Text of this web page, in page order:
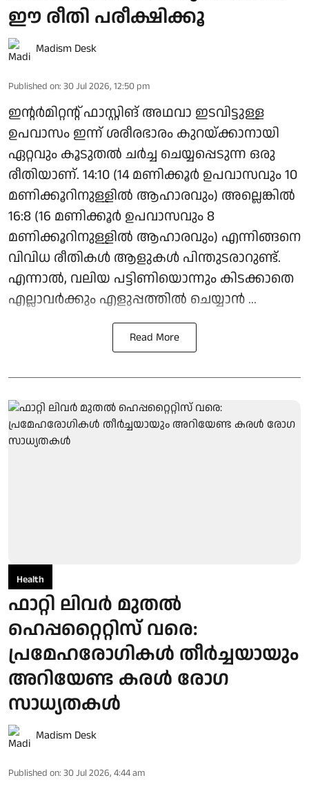
ഈ രീതി പരീക്ഷിക്കൂ
Madism Desk
Published on: 30 Jul 2026, 12:50 pm
ഇന്റര്‍മിറ്റന്റ് ഫാസ്റ്റിങ് അഥവാ ഇടവിട്ടുള്ള
ഉപവാസം ഇന്ന് ശരീരഭാരം കുറയ്ക്കാനായി
ഏറ്റവും കൂടുതല്‍ ചര്‍ച്ച ചെയ്യപ്പെടുന്ന ഒരു
രീതിയാണ്. 14:10 (14 മണിക്കൂര്‍ ഉപവാസവും 10
മണിക്കൂറിനുള്ളില്‍ ആഹാരവും) അല്ലെങ്കില്‍
16:8 (16 മണിക്കൂര്‍ ഉപവാസവും 8
മണിക്കൂറിനുള്ളില്‍ ആഹാരവും) എന്നിങ്ങനെ
വിവിധ രീതികള്‍ ആളുകള്‍ പിന്തുടരാറുണ്ട്.
എന്നാല്‍, വലിയ പട്ടിണിയൊന്നും കിടക്കാതെ
എല്ലാവര്‍ക്കും എളുപ്പത്തില്‍ ചെയ്യാന്‍ ...
Read More
Health
ഫാറ്റി ലിവർ മുതൽ
ഹെപ്പറ്റൈറ്റിസ് വരെ:
പ്രമേഹരോഗികൾ തീർച്ചയായും
അറിയേണ്ട കരൾ രോഗ
സാധ്യതകൾ
Madism Desk
Published on: 30 Jul 2026, 4:44 am